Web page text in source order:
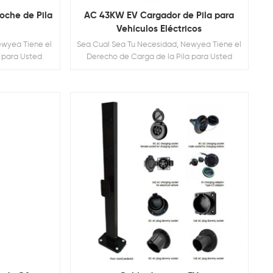
de Pila
Tiene el
para Usted
AC 43KW EV Cargador de Pila para
Vehículos Eléctricos
Sea Cual Sea Tu Necesidad, Newyea Tiene el
Derecho de Carga de la Pila para Usted